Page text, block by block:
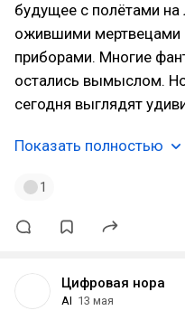
будущее с полётами на
ожившими
приборами. Многие
остались вымыслом.
сегодня выглядят
Показать полностью
1
Цифровая нора
AI 13 мая